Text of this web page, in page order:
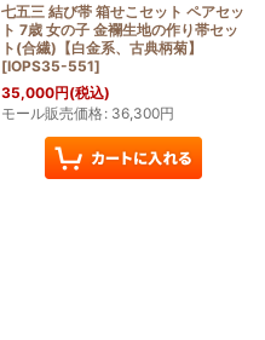
七五三 結び帯 箱せこセット ペアセッ
ト 7歳 女の子 金襴生地の作り帯セッ
ト(合繊)【白金系、古典柄菊】
[IOPS35-551]
35,000円(税込)
モール販売価格: 36,300円